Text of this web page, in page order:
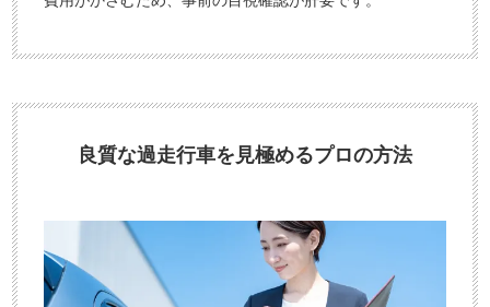
良質な過走行車を見極めるプロの方法